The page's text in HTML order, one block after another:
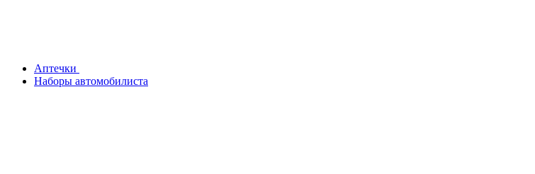
Аптечки
Наборы автомобилиста